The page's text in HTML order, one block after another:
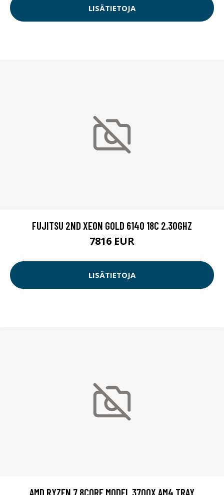
LISÄTIETOJA
FUJITSU 2ND XEON GOLD 6140 18C 2.30GHZ
7816 EUR
LISÄTIETOJA
AMD RYZEN 7 8CORE MODEL 3700X AM4 TRAY